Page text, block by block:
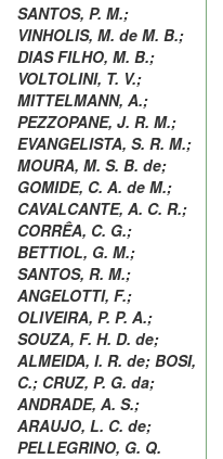
SANTOS, P. M.;
VINHOLIS, M. de M. B.;
DIAS FILHO, M. B.;
VOLTOLINI, T. V.;
MITTELMANN, A.;
PEZZOPANE, J. R. M.;
EVANGELISTA, S. R. M.;
MOURA, M. S. B. de;
GOMIDE, C. A. de M.;
CAVALCANTE, A. C. R.;
CORRÊA, C. G.;
BETTIOL, G. M.;
SANTOS, R. M.;
ANGELOTTI, F.;
OLIVEIRA, P. P. A.;
SOUZA, F. H. D. de;
ALMEIDA, I. R. de; BOSI,
C.; CRUZ, P. G. da;
ANDRADE, A. S.;
ARAUJO, L. C. de;
PELLEGRINO, G. Q.